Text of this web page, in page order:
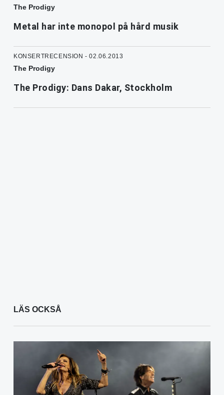
The Prodigy
Metal har inte monopol på hård musik
KONSERTRECENSION - 02.06.2013
The Prodigy
The Prodigy: Dans Dakar, Stockholm
LÄS OCKSÅ